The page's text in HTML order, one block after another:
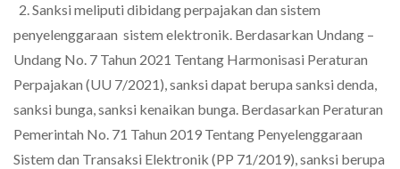
2. Sanksi meliputi dibidang perpajakan dan sistem
penyelenggaraan sistem elektronik. Berdasarkan Undang –
Undang No. 7 Tahun 2021 Tentang Harmonisasi Peraturan
Perpajakan (UU 7/2021), sanksi dapat berupa sanksi denda,
sanksi bunga, sanksi kenaikan bunga. Berdasarkan Peraturan
Pemerintah No. 71 Tahun 2019 Tentang Penyelenggaraan
Sistem dan Transaksi Elektronik (PP 71/2019), sanksi berupa